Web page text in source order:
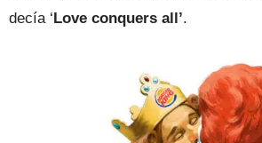
decía ‘ Love conquers all’.